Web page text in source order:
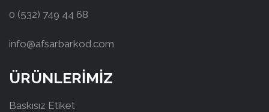
0 (532) 749 44 68
info@afsarbarkod.com
ÜRÜNLERİMİZ
Baskısız Etiket